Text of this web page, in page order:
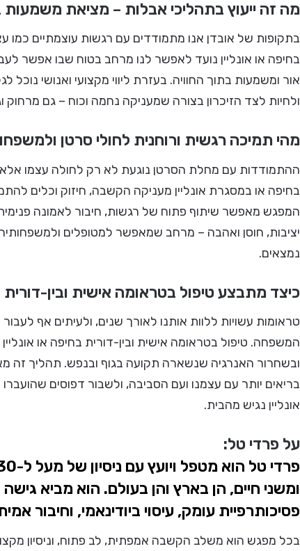
מה זה ייעוץ בתהליכי אבלות – מציאת
בתקופות של אובדן אנו מתמודדים עם רגשות עוצמתיים כמו
בחיפה או אונליין נועד לאפשר לנו מרחב בטוח שבו אפשר
אור ומשמעות בתוך החוויה. בעזרת ליווי מקצועי ואנושי
ולחיות לצד הזיכרון בצורה שמעניקה נחמה וכוח – גם מרחוק
מהי תמיכה רגשית ורוחנית לחולי סרטן
ההתמודדות עם מחלת הסרטן נוגעת לא רק לחולה עצמו
בחיפה או במסגרת אונליין מעניקה הקשבה, חיזוק וכלים
המפגש מאפשר שיתוף פתוח של רגשות, חיבור לאמונה
יציבות, חוסן ואהבה – מרחב שמאפשר למטופלים
נמצאים.
כיצד מתבצע טיפול בטראומה אישית ובין-דורית
טראומות עשויות ללוות אותנו לאורך שנים, ולעיתים אף
המשפחה. טיפול בטראומה אישית ובין-דורית בחיפה או
ובשחרור האנרגיה שנשארה תקועה בגוף ובנפש. תהליך זה
בריאים יותר עם עצמנו ועם הסביבה, ולשבור דפוסים
אונליין נגיש מהבית.
על פרדי טל:
ומשני חיים, הן בארץ והן בעולם. הוא מביא גישה
פסיכותרפיית עומק, עיסוי ביודינאמי, וחיבור
בכל מפגש הוא משלב הקשבה אמפתית, לב פתוח, וניסיון